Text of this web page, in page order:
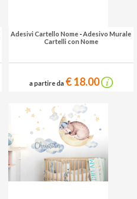
Adesivi Cartello Nome -Adesivo Murale
Cartelli con Nome
a partire da € 18.00